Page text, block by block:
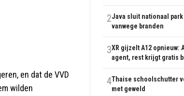
en dat de VVD
wilden
2Java sluit nationaal
vanwege branden
3XR gijzelt A12 opnieuw:
agent, rest krijgt gratis
4Thaise schoolschutter
met geweld